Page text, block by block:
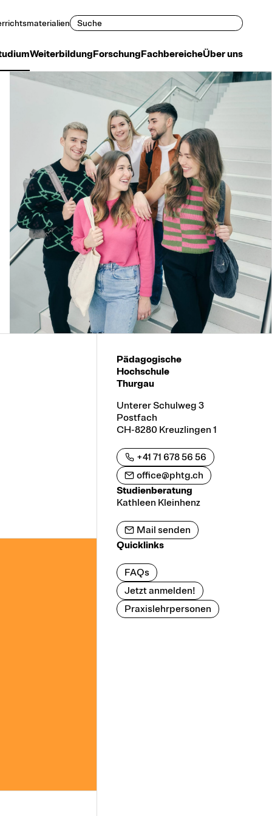
WeiterbildungForschungFachbereicheÜber uns
Suchen
Pädagogische
Hochschule
Thurgau
Unterer Schulweg 3
Postfach
CH-8280 Kreuzlingen 1
+41 71 678 56 56
office@phtg.ch
Studienberatung
Kathleen Kleinhenz
Mail senden
Quicklinks
FAQs
Jetzt anmelden!
Praxislehrpersonen